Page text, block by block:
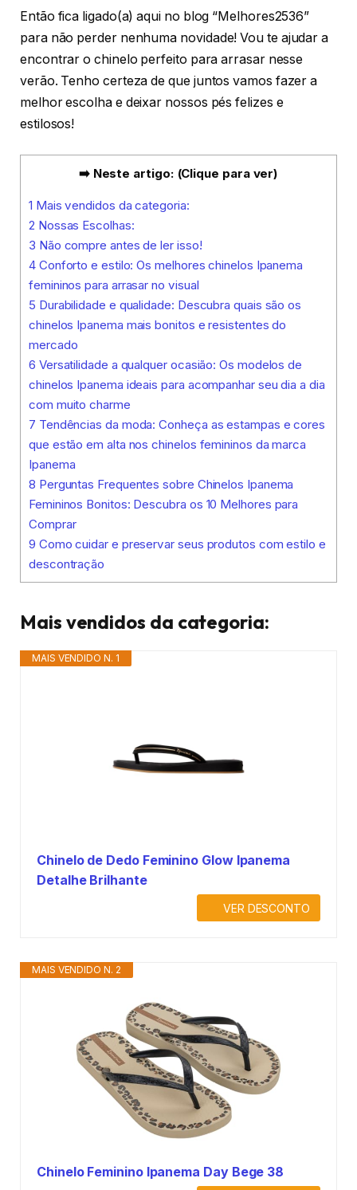
Então fica ligado(a) aqui no blog “Melhores2536”
para não perder nenhuma novidade! Vou te ajudar a
encontrar o chinelo perfeito para arrasar nesse
verão. Tenho certeza de que juntos vamos fazer a
melhor escolha e deixar nossos pés felizes e
estilosos!
➡️ Neste artigo: (Clique para ver)
1 Mais vendidos da categoria:
2 Nossas Escolhas:
3 Não compre antes de ler isso!
4Conforto e estilo: Os melhores chinelos Ipanema
femininos para arrasar no visual
5 Durabilidade e qualidade: Descubra quais são os
chinelos Ipanema mais bonitos e resistentes do
mercado
6 Versatilidade a qualquer ocasião: Os modelos de
chinelos Ipanema ideais para acompanhar seu dia a dia
com muito charme
7 Tendências da moda: Conheça as estampas e cores
que estão em alta nos chinelos femininos da marca
Ipanema
8 Perguntas Frequentes sobre Chinelos Ipanema
Femininos Bonitos: Descubra os 10 Melhores para
Comprar
9 Como cuidar e preservar seus produtos com estilo e
descontração
Mais vendidos da categoria:
MAIS VENDIDO N. 1
Chinelo de Dedo Feminino Glow Ipanema
Detalhe Brilhante
VER DESCONTO
MAIS VENDIDO N. 2
Chinelo Feminino Ipanema Day Bege 38